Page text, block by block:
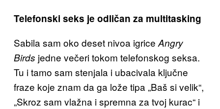
Telefonski seks je odličan za multitasking
Sabila sam oko deset nivoa igrice Angry
Birds jedne večeri tokom telefonskog seksa.
Tu i tamo sam stenjala i ubacivala ključne
fraze koje znam da ga lože tipa „Baš si velik“,
„Skroz sam vlažna i spremna za tvoj kurac“ i